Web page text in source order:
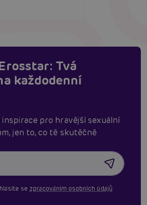
Tvá
každodenní
pro hravější sexuální
jen to, co tě skutěčně
se zpracováním osobních údajů